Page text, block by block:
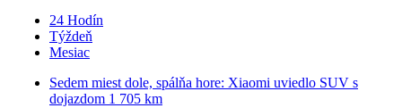
24 Hodín
Týždeň
Mesiac
Sedem miest dole, spálňa hore: Xiaomi uviedlo SUV s
dojazdom 1 705 km